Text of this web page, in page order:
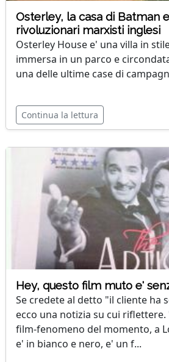
Osterley, la casa di Batman
rivoluzionari marxisti inglesi
Osterley House e' una villa in
immersa in un parco e
una delle ultime case di
Continua la lettura
Hey, questo film muto e'
Se credete al detto "il cliente ha
ecco una notizia su cui
film-fenomeno del momento, a
e' in bianco e nero, e' un f...